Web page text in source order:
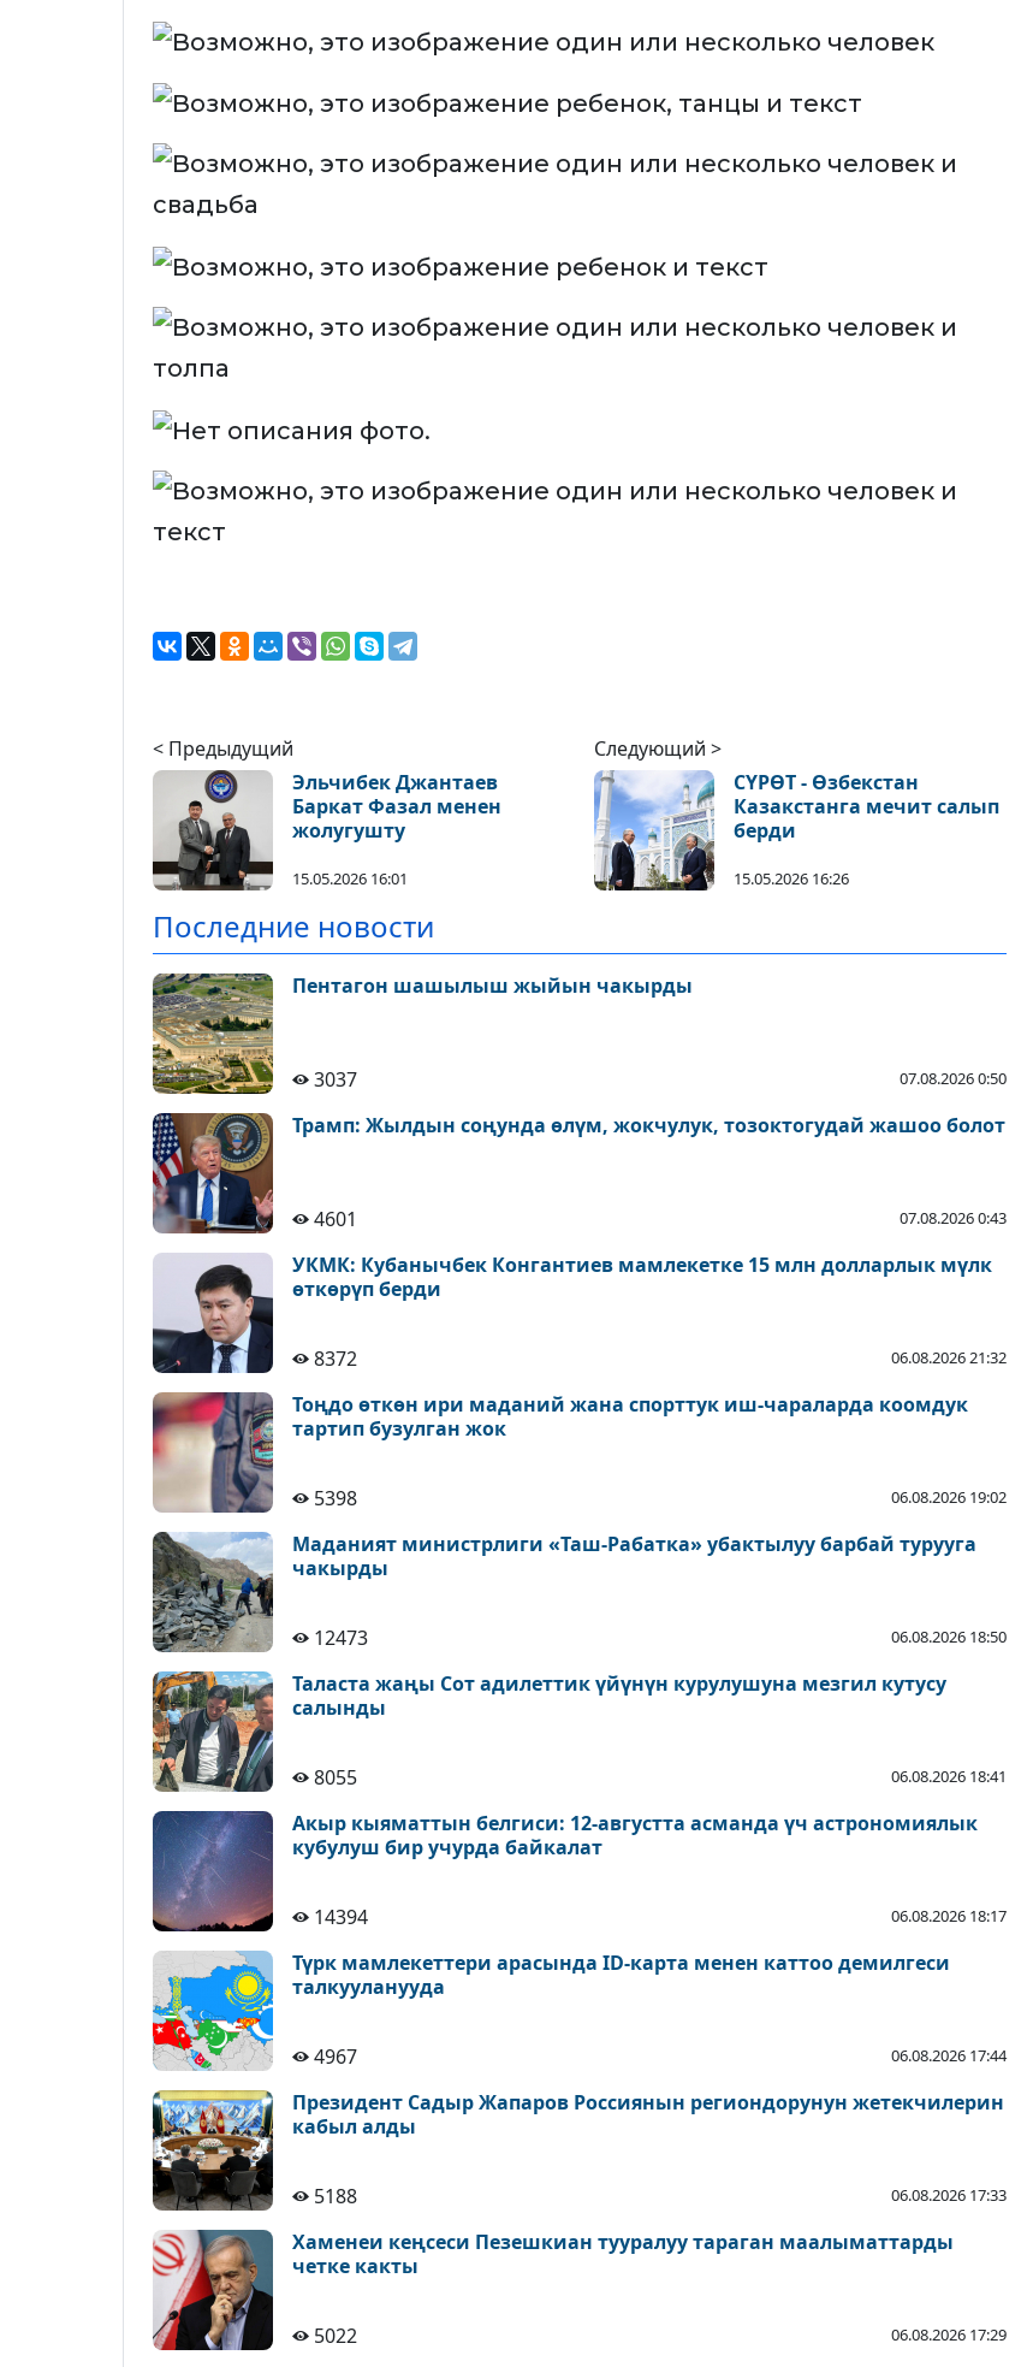
< Предыдущий
Эльчибек Джантаев
Баркат Фазал менен
жолугушту
15.05.2026 16:01
Следующий >
СҮРӨТ - Өзбекстан
Казакстанга мечит салып
берди
15.05.2026 16:26
Последние новости
Пентагон шашылыш жыйын чакырды
3037 07.08.2026 0:50
Трамп: Жылдын соңунда өлүм, жокчулук, тозоктогудай жашоо болот
4601 07.08.2026 0:43
УКМК: Кубанычбек Конгантиев мамлекетке 15 млн долларлык мүлк
өткөрүп берди
8372 06.08.2026 21:32
Тоңдо өткөн ири маданий жана спорттук иш-чараларда коомдук
тартип бузулган жок
5398 06.08.2026 19:02
Маданият министрлиги «Таш-Рабатка» убактылуу барбай турууга
чакырды
12473 06.08.2026 18:50
Таласта жаңы Сот адилеттик үйүнүн курулушуна мезгил кутусу
салынды
8055 06.08.2026 18:41
Акыр кыяматтын белгиси: 12-августта асманда үч астрономиялык
кубулуш бир учурда байкалат
14394 06.08.2026 18:17
Түрк мамлекеттери арасында ID-карта менен каттоо демилгеси
талкууланууда
4967 06.08.2026 17:44
Президент Садыр Жапаров Россиянын региондорунун жетекчилерин
кабыл алды
5188 06.08.2026 17:33
Хаменеи кеңсеси Пезешкиан тууралуу тараган маалыматтарды
четке какты
5022 06.08.2026 17:29